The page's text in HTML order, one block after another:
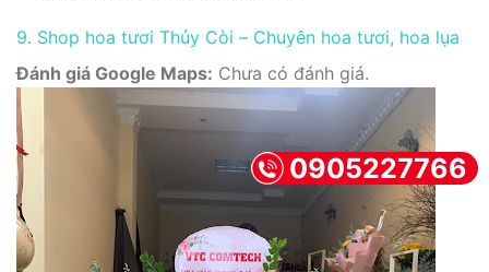
9. Shop hoa tươi Thủy Còi – Chuyên hoa tươi, hoa lụa
Đánh giá Google Maps: Chưa có đánh giá.
0905227766